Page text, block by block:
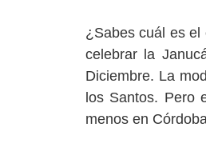
¿Sabes cuál es
celebrar la
Diciembre. La
los Santos. Pero
menos en